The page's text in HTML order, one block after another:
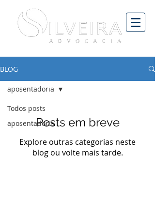
BLOG
Todos posts
aposentadoria
aposentadoria
Posts em breve
Explore outras categorias neste
blog ou volte mais tarde.